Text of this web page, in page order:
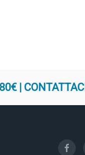
| CONTATTACI